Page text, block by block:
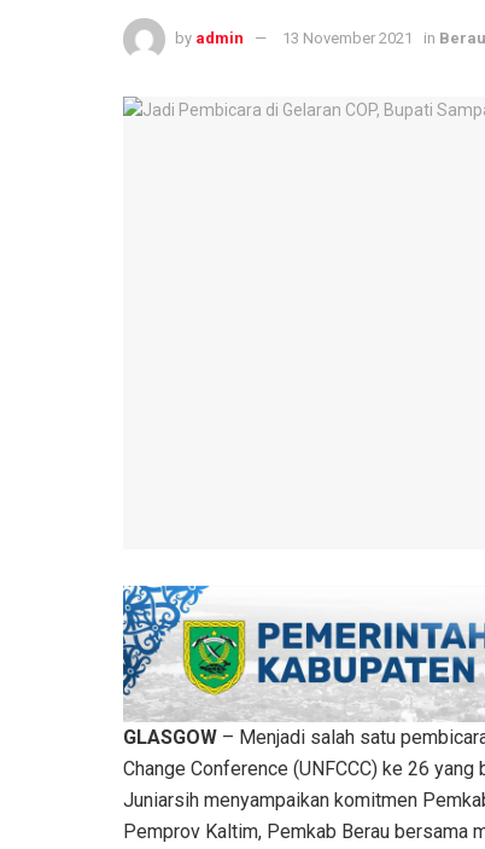
by admin 13 November 2021 in Berau
GLASGOW – Menjadi salah satu
Change Conference (UNFCCC) ke 26
Juniarsih menyampaikan komitmen
Pemprov Kaltim, Pemkab Berau bersama